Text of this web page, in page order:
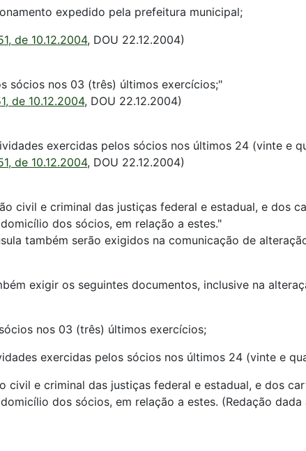
expedido pela prefeitura municipal;
de 10.12.2004, DOU 22.12.2004)
sócios nos 03 (três) últimos exercícios;"
de 10.12.2004, DOU 22.12.2004)
exercidas pelos sócios nos últimos 24 (vinte e
de 10.12.2004, DOU 22.12.2004)
civil e criminal das justiças federal e estadual, e dos
dos sócios, em relação a estes."
também serão exigidos na comunicação de
exigir os seguintes documentos, inclusive na
nos 03 (três) últimos exercícios;
exercidas pelos sócios nos últimos 24 (vinte e
civil e criminal das justiças federal e estadual, e dos
dos sócios, em relação a estes. (Redação